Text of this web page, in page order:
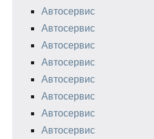
Автосервис
Автосервис
Автосервис
Автосервис
Автосервис
Автосервис
Автосервис
Автосервис